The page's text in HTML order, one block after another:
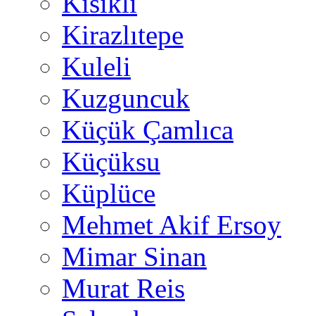
Kirazlıtepe
Kuleli
Kuzguncuk
Küçük Çamlıca
Küçüksu
Küplüce
Mehmet Akif Ersoy
Mimar Sinan
Murat Reis